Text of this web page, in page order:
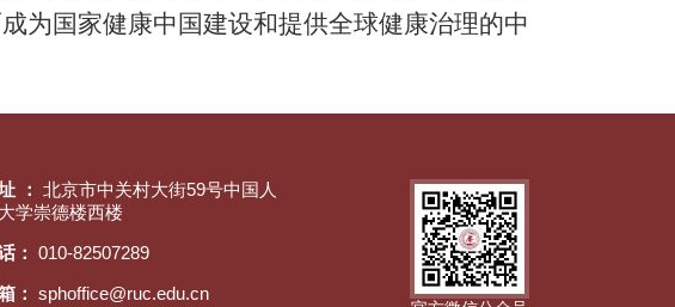
为国家健康中国建设和提供全球健康治理的中
： 北京市中关村大街59号中国人
学崇德楼西楼
： 010-82507289
： sphoffice@ruc.edu.cn